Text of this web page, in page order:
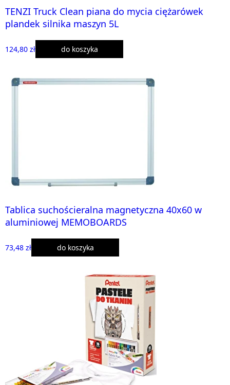
TENZI Truck Clean piana do mycia ciężarówek
plandek silnika maszyn 5L
124,80 zł do koszyka
Tablica suchościeralna magnetyczna 40x60 w
aluminiowej MEMOBOARDS
73,48 zł do koszyka